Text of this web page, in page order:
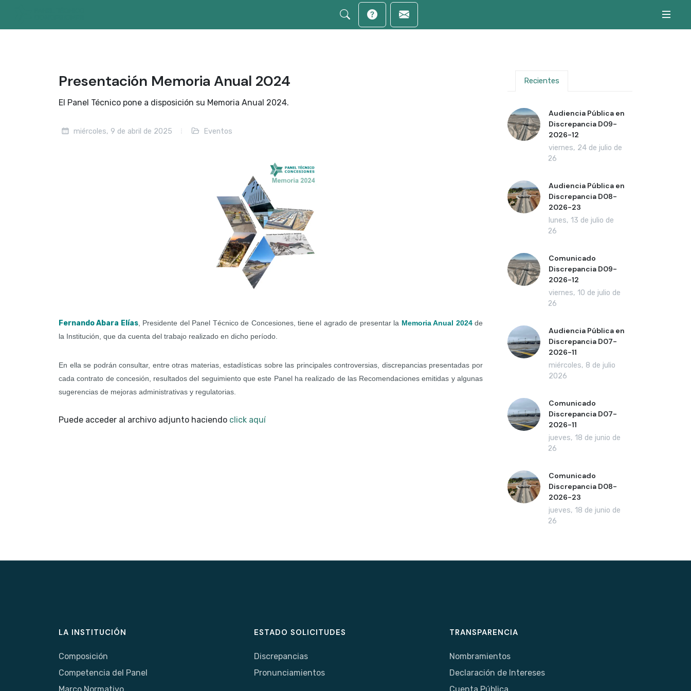
Presentación Memoria Anual 2024
El Panel Técnico pone a disposición su Memoria Anual 2024.
miércoles, 9 de abril de 2025 Eventos
Fernando Abara Elías, Presidente del Panel Técnico de Concesiones, tiene el agrado de presentar la Memoria Anual 2024de
la Institución, que da cuenta del trabajo realizado en dicho período.
En ella se podrán consultar, entre otras materias, estadísticas sobre las principales controversias, discrepancias presentadas por
cada contrato de concesión, resultados del seguimiento que este Panel ha realizado de las Recomendaciones emitidas y algunas
sugerencias de mejoras administrativas y regulatorias.
Puede acceder al archivo adjunto haciendo click aquí
Recientes
Audiencia Pública en
Discrepancia D09-
2026-12
viernes, 24 de julio de
2026
Audiencia Pública en
Discrepancia D08-
2026-23
lunes, 13 de julio de
2026
Comunicado
Discrepancia D09-
2026-12
viernes, 10 de julio de
2026
Audiencia Pública en
Discrepancia D07-
2026-11
miércoles, 8 de julio
de 2026
Comunicado
Discrepancia D07-
2026-11
jueves, 18 de junio de
2026
Comunicado
Discrepancia D08-
2026-23
jueves, 18 de junio de
2026
LA INSTITUCIÓN
Composición
Competencia del Panel
Marco Normativo
ESTADO SOLICITUDES
Discrepancias
Pronunciamientos
TRANSPARENCIA
Nombramientos
Declaración de Intereses
Cuenta Pública